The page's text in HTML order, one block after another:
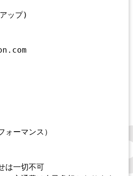
ップ)
ーマンス）
は一切不可